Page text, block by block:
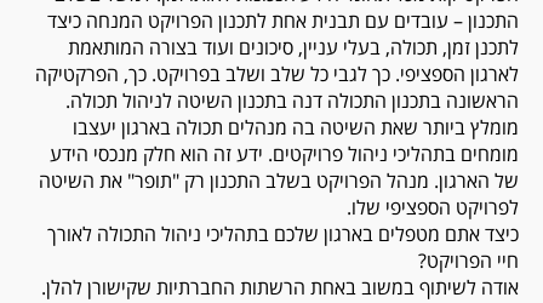
התכנון – עובדים עם תבנית אחת לתכנון הפרויקט המנחה כיצד
לתכנן זמן, תכולה, בעלי עניין, סיכונים ועוד בצורה המותאמת
לארגון הספציפי. כך לגבי כל שלב ושלב בפרויקט. כך, הפרקטיקה
הראשונה בתכנון התכולה דנה בתכנון השיטה לניהול תכולה.
מומלץ ביותר שאת השיטה בה מנהלים תכולה בארגון יעצבו
מומחים בתהליכי ניהול פרויקטים. ידע זה הוא חלק מנכסי הידע
של הארגון. מנהל הפרויקט בשלב התכנון רק "תופר" את השיטה
לפרויקט הספציפי שלו.
כיצד אתם מטפלים בארגון שלכם בתהליכי ניהול התכולה לאורך
חיי הפרויקט?
אודה לשיתוף במשוב באחת הרשתות החברתיות שקישורן להלן.